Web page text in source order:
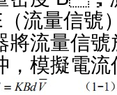
流量信號
將流量信號放
，模擬電